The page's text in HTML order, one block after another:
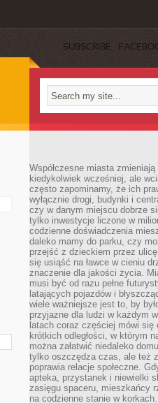
SUBSCRIBE
Współczesne miasta
kiedykolwiek wcześniej, ale
często zapominamy, że ich
wyłącznie drogi, budynki i
czy w danym miejscu dobrze
tylko inwestycje liczone w
codzienne doświadczenia
daleko mamy do parku, czy
przejść z dzieckiem przez
się usiąść na ławce w cieniu
znaczenie dla jakości życia.
musi być od razu pełne
latających pojazdów i
wiele ważniejsze jest to, by
przyjazne dla ludzi w każdym
latach coraz częściej mówi się
krótkich odległości, w którym
można załatwić niedaleko
tylko oszczędza czas, ale też
poprawia relacje społeczne.
apteka, przystanek i niewielki
zasięgu spaceru, mieszkańcy
na codzienne stanie w